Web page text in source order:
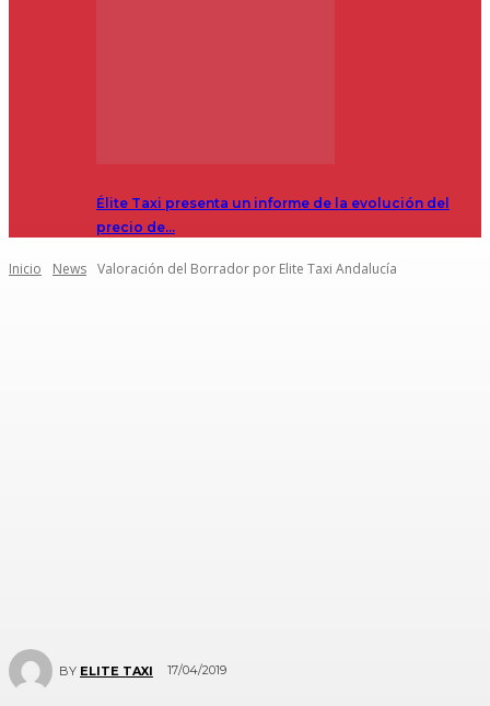
Élite Taxi presenta un informe de la evolución del
precio de…
Inicio News Valoración del Borrador por Elite Taxi Andalucía
BY ELITE TAXI 17/04/2019